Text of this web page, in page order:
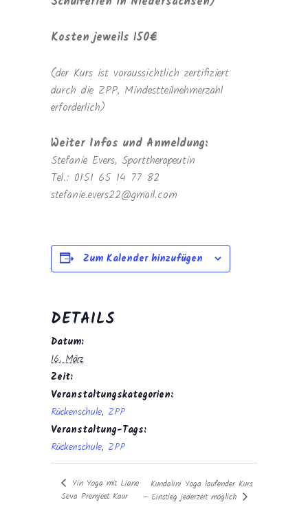
Kosten jeweils 150€
(der Kurs ist voraussichtlich zertifiziert
durch die ZPP, Mindestteilnehmerzahl
erforderlich)
Weiter Infos und Anmeldung:
Stefanie Evers, Sporttherapeutin
Tel.: 0151 65 14 77 82
stefanie.evers22@gmail.com
Zum Kalender hinzufügen
DETAILS
Datum:
16. März
Zeit:
Veranstaltungskategorien:
Rückenschule, ZPP
Veranstaltung-Tags:
Rückenschule, ZPP
Yin Yoga mit Liane
Seva Premjeet Kaur
Kundalini Yoga laufender Kurs
– Einstieg jederzeit möglich